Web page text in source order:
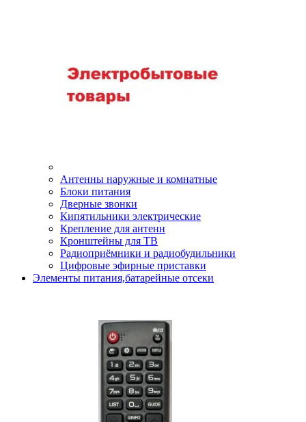
Антенны наружные и комнатные
Блоки питания
Дверные звонки
Кипятильники электрические
Крепление для антенн
Кронштейны для ТВ
Радиоприёмники и радиобудильники
Цифровые эфирные приставки
Элементы питания,батарейные отсеки